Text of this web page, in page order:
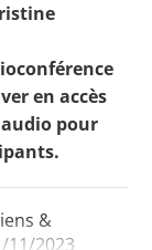
en accès
pour
&
11/2023